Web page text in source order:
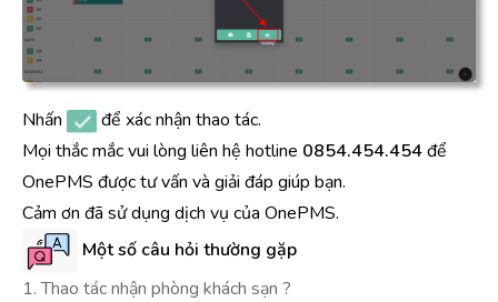
Nhấn
để xác nhận thao tác.
Mọi thắc mắc vui lòng liên hệ hotline 0854.454.454để
OnePMS được tư vấn và giải đáp giúp bạn.
Cảm ơn đã sử dụng dịch vụ của OnePMS.
Một số câu hỏi thường gặp
1. Thao tác nhận phòng khách sạn ?